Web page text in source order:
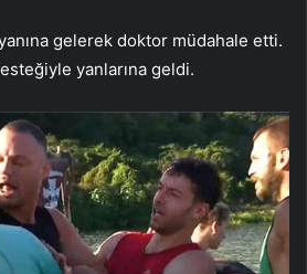
gelerek doktor müdahale etti.
yanlarına geldi.